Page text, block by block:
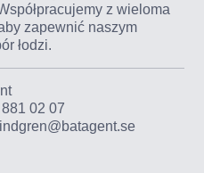
z wieloma
zapewnić naszym
łodzi.
02 07